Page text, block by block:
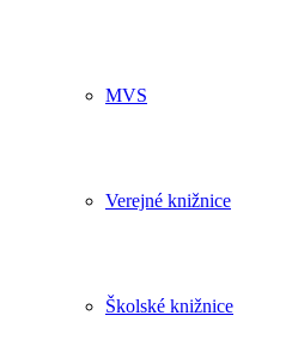
MVS
Verejné knižnice
Školské knižnice